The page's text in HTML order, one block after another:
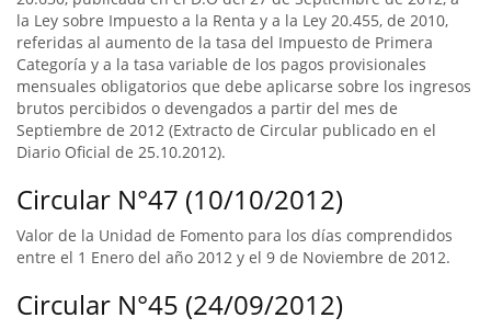
la Ley sobre Impuesto a la Renta y a la Ley 20.455, de 2010,
referidas al aumento de la tasa del Impuesto de Primera
Categoría y a la tasa variable de los pagos provisionales
mensuales obligatorios que debe aplicarse sobre los ingresos
brutos percibidos o devengados a partir del mes de
Septiembre de 2012 (Extracto de Circular publicado en el
Diario Oficial de 25.10.2012).
Circular N°47 (10/10/2012)
Valor de la Unidad de Fomento para los días comprendidos
entre el 1 Enero del año 2012 y el 9 de Noviembre de 2012.
Circular N°45 (24/09/2012)